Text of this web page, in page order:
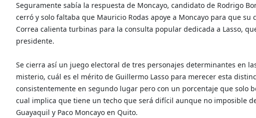
Seguramente sabía la respuesta de Moncayo, candidato de Rodrigo
cerró y solo faltaba que Mauricio Rodas apoye a Moncayo para que
Correa calienta turbinas para la consulta popular dedicada a Lasso,
presidente.
Se cierra así un juego electoral de tres personajes determinantes en
misterio, cuál es el mérito de Guillermo Lasso para merecer esta
consistentemente en segundo lugar pero con un porcentaje que solo
cual implica que tiene un techo que será difícil aunque no imposible
Guayaquil y Paco Moncayo en Quito.